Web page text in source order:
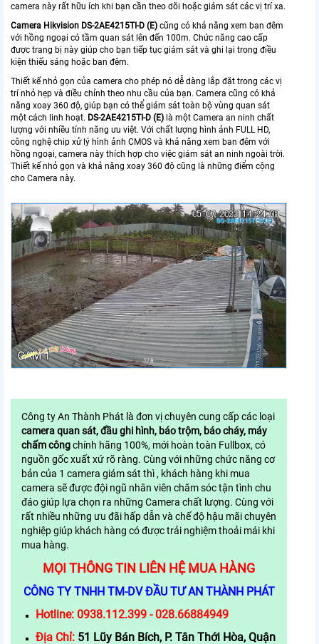
camera này rất hữu ích khi bạn cần theo dõi hoặc giám sát các vị trí xa.
Camera Hikvision DS-2AE4215TI-D (E) cũng có khả năng xem ban đêm
với hồng ngoại có tầm quan sát lên đến 100m. Chức năng cao cấp
được trang bị này giúp cho bạn tiếp tục giám sát và ghi lại trong điều
kiện thiếu sáng hoặc ban đêm.
Thiết kế nhỏ gọn của camera cho phép nó dễ dàng lắp đặt trong các vị
trí nhỏ hẹp và điều chỉnh theo nhu cầu của bạn. Camera cũng có khả
năng xoay 360 độ, giúp bạn có thể giám sát toàn bộ vùng quan sát
một cách linh hoạt. DS-2AE4215TI-D (E) là một Camera an ninh chất
lượng với nhiều tính năng ưu việt. Với chất lượng hình ảnh FULL HD,
công nghệ chip xử lý hình ảnh CMOS và khả năng xem ban đêm với
hồng ngoại, camera này thích hợp cho việc giám sát an ninh ngoài trời.
Thiết kế nhỏ gọn và khả năng xoay 360 độ cũng là những điểm cộng
cho Camera này.
Công ty An Thành Phát là đơn vị chuyên cung cấp các loại
camera quan sát, đầu ghi hình, báo trộm, báo cháy, máy
chấm côngchính hãng 100%, mới hoàn toàn Fullbox, có
nguồn gốc xuất xứ rõ ràng. Cùng với những chức năng cơ
bản của 1 camera giám sát thì , khách hàng khi mua
camera sẽ được đội ngũ nhân viên chăm sóc tận tình chu
đáo giúp lựa chọn ra những Camera chất lượng. Cùng với
rất nhiều những ưu đãi hấp dẫn và chế độ hậu mãi chuyên
nghiệp giúp khách hàng có được trải nghiệm thoải mái khi
mua hàng.
MỌI THÔNG TIN LIÊN HỆ MUA HÀNG
CÔNG TY TNHH TM-DV ĐẦU TƯ AN THÀNH PHÁT
Hotline: 0938.112.399 - 028.66884949
Địa Chỉ: 51 Lũy Bán Bích, P. Tân Thới Hòa, Quận